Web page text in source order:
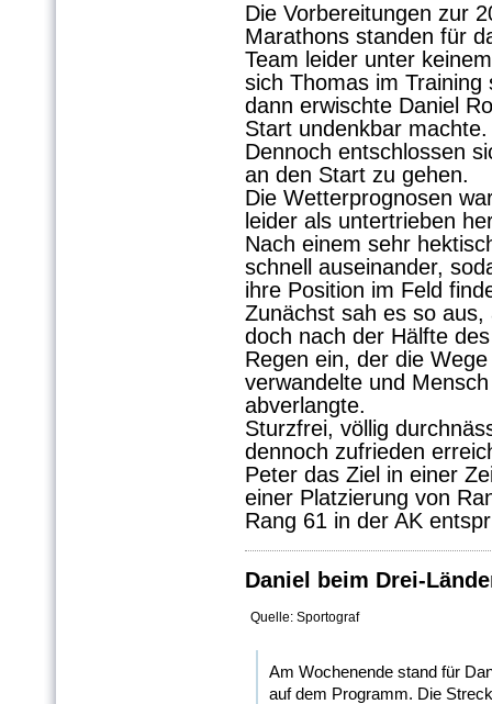
Die Vorbereitungen zur
Marathons standen für
Team leider unter
sich Thomas im Training
dann erwischte Daniel
Start undenkbar machte.
Dennoch entschlossen
an den Start zu gehen.
Die Wetterprognosen
leider als untertrieben
Nach einem sehr
schnell auseinander,
ihre Position im Feld
Zunächst sah es so
doch nach der Hälfte
Regen ein, der die
verwandelte und
abverlangte.
Sturzfrei, völlig
dennoch zufrieden
Peter das Ziel in einer
einer Platzierung von
Rang 61 in der AK
Daniel beim Drei-
Quelle: Sportograf
Am Wochenende stand für
auf dem Programm. Die